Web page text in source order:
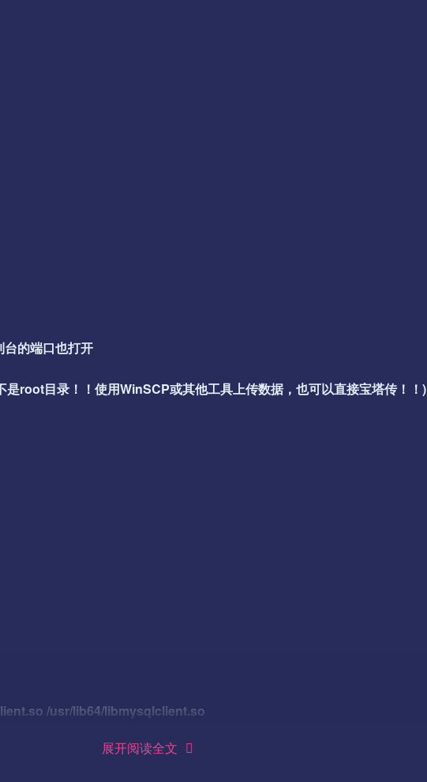
的端口也打开
是root目录！！使用WinSCP或其他工具上传数据，也可以直接宝塔传！！)
/usr/lib64/libmysqlclient.so
展开阅读全文